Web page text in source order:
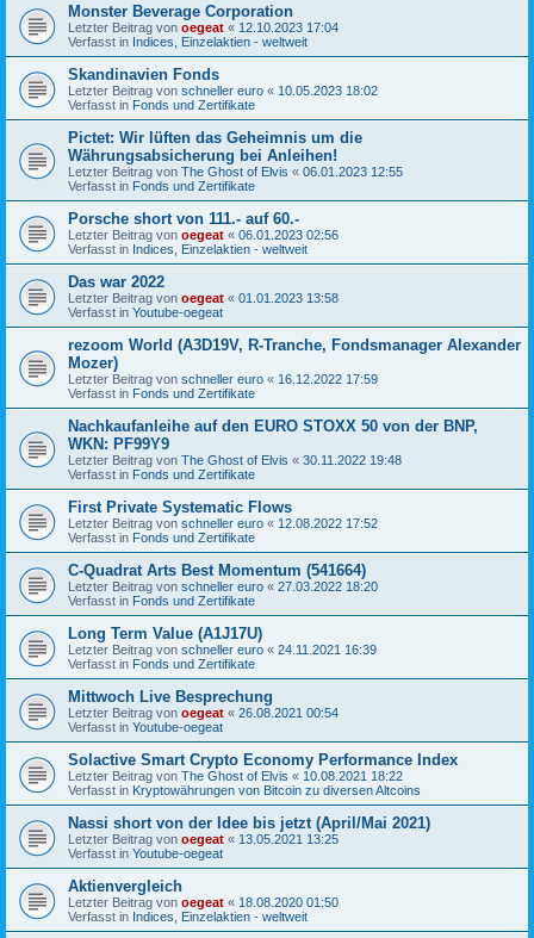
Monster Beverage Corporation
Letzter Beitrag von oegeat « 12.10.2023 17:04
Verfasst in Indices, Einzelaktien - weltweit
Skandinavien Fonds
Letzter Beitrag von schneller euro « 10.05.2023 18:02
Verfasst in Fonds und Zertifikate
Pictet: Wir lüften das Geheimnis um die
Währungsabsicherung bei Anleihen!
Letzter Beitrag von The Ghost of Elvis « 06.01.2023 12:55
Verfasst in Fonds und Zertifikate
Porsche short von 111.- auf 60.-
Letzter Beitrag von oegeat « 06.01.2023 02:56
Verfasst in Indices, Einzelaktien - weltweit
Das war 2022
Letzter Beitrag von oegeat « 01.01.2023 13:58
Verfasst in Youtube-oegeat
rezoom World (A3D19V, R-Tranche, Fondsmanager Alexander
Mozer)
Letzter Beitrag von schneller euro « 16.12.2022 17:59
Verfasst in Fonds und Zertifikate
Nachkaufanleihe auf den EURO STOXX 50 von der BNP,
WKN: PF99Y9
Letzter Beitrag von The Ghost of Elvis « 30.11.2022 19:48
Verfasst in Fonds und Zertifikate
First Private Systematic Flows
Letzter Beitrag von schneller euro « 12.08.2022 17:52
Verfasst in Fonds und Zertifikate
C-Quadrat Arts Best Momentum (541664)
Letzter Beitrag von schneller euro « 27.03.2022 18:20
Verfasst in Fonds und Zertifikate
Long Term Value (A1J17U)
Letzter Beitrag von schneller euro « 24.11.2021 16:39
Verfasst in Fonds und Zertifikate
Mittwoch Live Besprechung
Letzter Beitrag von oegeat « 26.08.2021 00:54
Verfasst in Youtube-oegeat
Solactive Smart Crypto Economy Performance Index
Letzter Beitrag von The Ghost of Elvis « 10.08.2021 18:22
Verfasst in Kryptowährungen von Bitcoin zu diversen Altcoins
Nassi short von der Idee bis jetzt (April/Mai 2021)
Letzter Beitrag von oegeat « 13.05.2021 13:25
Verfasst in Youtube-oegeat
Aktienvergleich
Letzter Beitrag von oegeat « 18.08.2020 01:50
Verfasst in Indices, Einzelaktien - weltweit